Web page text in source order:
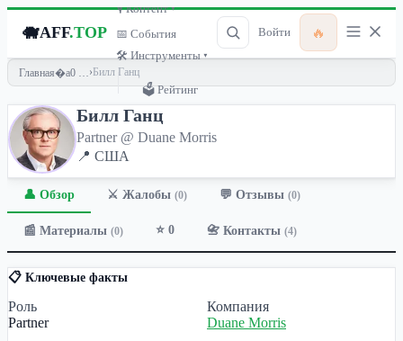
🐗AFF.TOP
🎙 Контент ▾
📅 События
🛠 Инструменты ▾
🗳 Рейтинг
Войти 🔥
Главная › Билл Ганц
Билл Ганц
Partner @ Duane Morris
📍 США
👤 Обзор ⚔️ Жалобы (0) 💬 Отзывы (0)
📰 Материалы (0) ⭐ 0 📇 Контакты (4)
📋 Ключевые факты
Роль
Partner
Компания
Duane Morris